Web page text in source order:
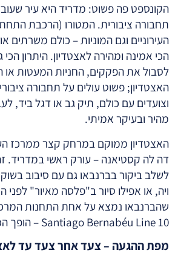
הקונספט פה פשוט: מדריד היא עיר
תחבורה ציבורית. המטורו (הרכבת
העירוניים וגם המוניות – כולם משרתים
הכי אמינה ומהירה לאצטדיון. היתרון הכי
לסבול את הפקקים, החניות המעטות או
האצטדיון; פשוט עולים על תחבורה
וצועדים עם כולם, תיק גב או דגל ביד,
מהיר ובעיקר אמיתי.
האצטדיון ממוקם במרחק קצר ממרכז
דה לה קסטיאנה – עורק ראשי במדריד.
לשלב ביקור בברנבאו גם עם סיבוב בשוק
ויה, או אפילו סיור ב"פלסה מאיור"
שהברנבאו נמצא על אחת התחנות
Santiago Bernabéu Line 10 – הופך הכל לפשוט במיוחד.
מפת ההגעה – צעד אחר צעד עד